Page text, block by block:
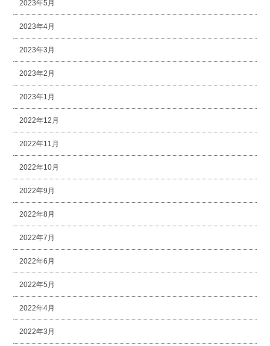
2023年5月
2023年4月
2023年3月
2023年2月
2023年1月
2022年12月
2022年11月
2022年10月
2022年9月
2022年8月
2022年7月
2022年6月
2022年5月
2022年4月
2022年3月